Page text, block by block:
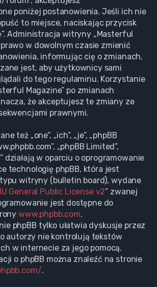
poniżej postanowienia. Jeśli ich nie
to miejsce, naciskając przycisk
Administracja witryny „Masterful
prawo w dowolnym czasie zmienić
informując cię o zmianach,
jest, aby użytkownicy sami
do tego regulaminu. Korzystanie
Magazine” po zmianach
że akceptujesz te zmiany ze
prawnymi.
też „one”, „ich”, „je”, „phpBB
„phpBB Limited”,
działają w oparciu o oprogramowanie
technologię phpBB, która jest
witryny (bulletin board), wydane
General Public License v2” zwanej
jest dostępne do
www.phpbb.com.
phpBB tylko ułatwia dyskusje przez
autorzy nie kontrolują tekstów
w internecie za jego pomocą.
o phpBB można znaleźć na stronie
.